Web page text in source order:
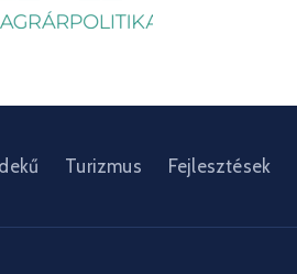
Turizmus Fejlesztések